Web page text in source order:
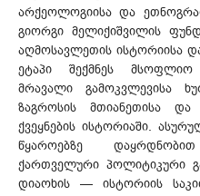
არქეოლოგიისა და
გიორგი მელიქიშვილის
აღმოსავლეთის ისტორიისა
ეტაპი შექმნეს
მრავალი გამოკვლევისა
ზაგროსის მთიანეთისა
ქვეყნების ისტორიაში.
წყაროებზე
ქართველური პოლიტიკური
დიაოხის — ისტორიის